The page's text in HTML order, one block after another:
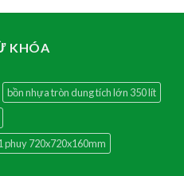
KHÓA
bồn nhựa tròn dung tích lớn 350 lít
phuy 720x720x160mm